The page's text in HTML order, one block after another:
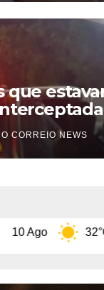
que
O CORREIO NEWS
32°C